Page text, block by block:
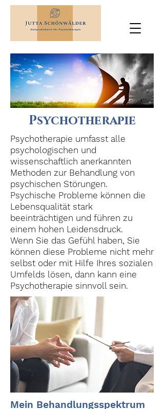
Psychotherapie
Psychotherapie umfasst alle
psychologischen und
wissenschaftlich anerkannten
Methoden zur Behandlung von
psychischen Störungen.
Psychische Probleme können die
Lebensqualität stark
beeinträchtigen und führen zu
einem hohen Leidensdruck.
Wenn Sie das Gefühl haben, Sie
können diese Probleme nicht mehr
selbst oder mit Hilfe Ihres sozialen
Umfelds lösen, dann kann eine
Psychotherapie sinnvoll sein.
​Mein Behandlungsspektrum